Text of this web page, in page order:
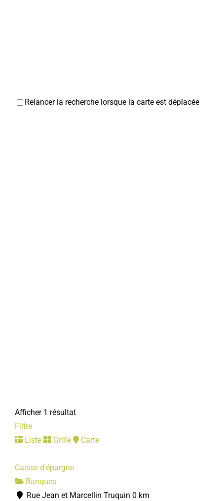
Relancer la recherche lorsque la carte est déplacée
Afficher 1 résultat
Filtre
Liste
Grille Carte
Caisse d'épargne
Banques
Rue Jean et Marcellin Truquin 0 km